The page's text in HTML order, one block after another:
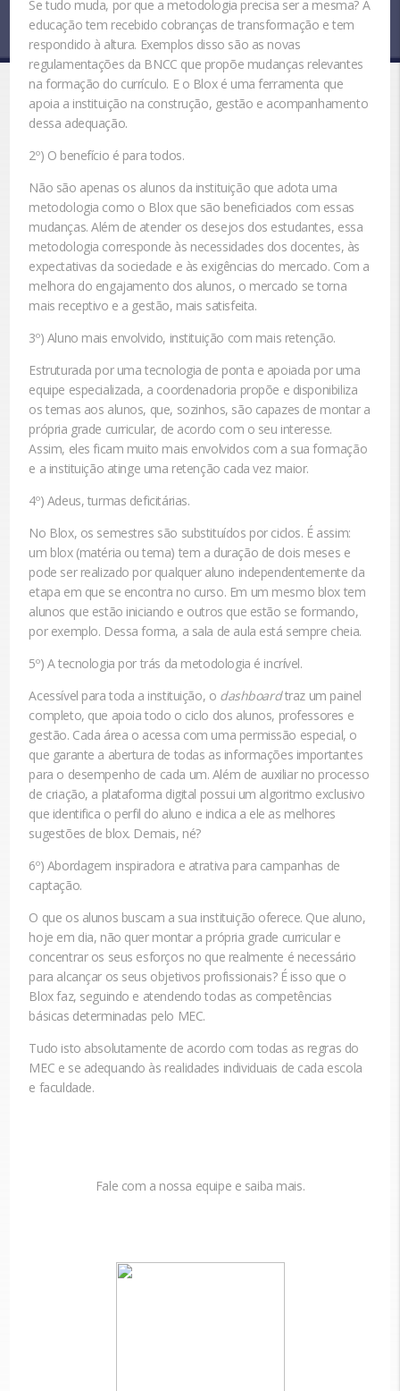
Se tudo muda, por que a metodologia precisa ser a mesma? A
educação tem recebido cobranças de transformação e tem
respondido à altura. Exemplos disso são as novas
regulamentações da BNCC que propõe mudanças relevantes
na formação do currículo. E o Blox é uma ferramenta que
apoia a instituição na construção, gestão e acompanhamento
dessa adequação.
2º) O benefício é para todos.
Não são apenas os alunos da instituição que adota uma
metodologia como o Blox que são beneficiados com essas
mudanças. Além de atender os desejos dos estudantes, essa
metodologia corresponde às necessidades dos docentes, às
expectativas da sociedade e às exigências do mercado. Com a
melhora do engajamento dos alunos, o mercado se torna
mais receptivo e a gestão, mais satisfeita.
3º) Aluno mais envolvido, instituição com mais retenção.
Estruturada por uma tecnologia de ponta e apoiada por uma
equipe especializada, a coordenadoria propõe e disponibiliza
os temas aos alunos, que, sozinhos, são capazes de montar a
própria grade curricular, de acordo com o seu interesse.
Assim, eles ficam muito mais envolvidos com a sua formação
e a instituição atinge uma retenção cada vez maior.
4º) Adeus, turmas deficitárias.
No Blox, os semestres são substituídos por ciclos. É assim:
um blox (matéria ou tema) tem a duração de dois meses e
pode ser realizado por qualquer aluno independentemente da
etapa em que se encontra no curso. Em um mesmo blox tem
alunos que estão iniciando e outros que estão se formando,
por exemplo. Dessa forma, a sala de aula está sempre cheia.
5º) A tecnologia por trás da metodologia é incrível.
Acessível para toda a instituição, o dashboardtraz um painel
completo, que apoia todo o ciclo dos alunos, professores e
gestão. Cada área o acessa com uma permissão especial, o
que garante a abertura de todas as informações importantes
para o desempenho de cada um. Além de auxiliar no processo
de criação, a plataforma digital possui um algoritmo exclusivo
que identifica o perfil do aluno e indica a ele as melhores
sugestões de blox. Demais, né?
6º) Abordagem inspiradora e atrativa para campanhas de
captação.
O que os alunos buscam a sua instituição oferece. Que aluno,
hoje em dia, não quer montar a própria grade curricular e
concentrar os seus esforços no que realmente é necessário
para alcançar os seus objetivos profissionais? É isso que o
Blox faz, seguindo e atendendo todas as competências
básicas determinadas pelo MEC.
Tudo isto absolutamente de acordo com todas as regras do
MEC e se adequando às realidades individuais de cada escola
e faculdade.
Fale com a nossa equipe e saiba mais.